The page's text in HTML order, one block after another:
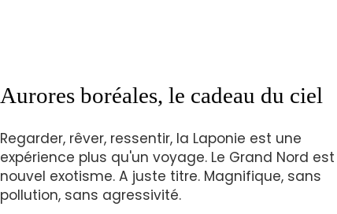
Aurores boréales, le cadeau du ciel
Regarder, rêver, ressentir, la Laponie est une
expérience plus qu'un voyage. Le Grand Nord est
nouvel exotisme. A juste titre. Magnifique, sans
pollution, sans agressivité.